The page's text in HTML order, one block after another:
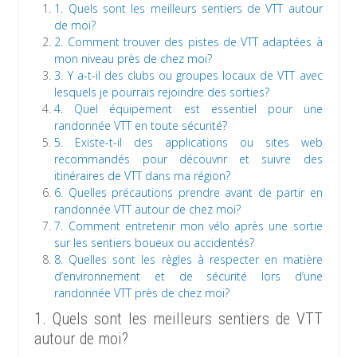
1. Quels sont les meilleurs sentiers de VTT autour
de moi?
2. Comment trouver des pistes de VTT adaptées à
mon niveau près de chez moi?
3. Y a-t-il des clubs ou groupes locaux de VTT avec
lesquels je pourrais rejoindre des sorties?
4. Quel équipement est essentiel pour une
randonnée VTT en toute sécurité?
5. Existe-t-il des applications ou sites web
recommandés pour découvrir et suivre des
itinéraires de VTT dans ma région?
6. Quelles précautions prendre avant de partir en
randonnée VTT autour de chez moi?
7. Comment entretenir mon vélo après une sortie
sur les sentiers boueux ou accidentés?
8. Quelles sont les règles à respecter en matière
d’environnement et de sécurité lors d’une
randonnée VTT près de chez moi?
1. Quels sont les meilleurs sentiers de VTT
autour de moi?